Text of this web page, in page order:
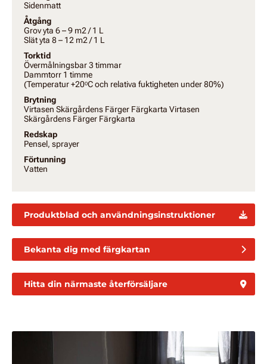
Sidenmatt
Åtgång
Grov yta 6 – 9 m2 / 1 L
Slät yta 8 – 12 m2 / 1 L
Torktid
Övermålningsbar 3 timmar
Dammtorr 1 timme
(Temperatur +20ᵒC och relativa fuktigheten under 80%)
Brytning
Virtasen Skärgårdens Färger Färgkarta Virtasen
Skärgårdens Färger Färgkarta
Redskap
Pensel, sprayer
Förtunning
Vatten
Produktblad och användningsinstruktioner
Bekanta dig med färgkartan
Hitta din närmaste återförsäljare